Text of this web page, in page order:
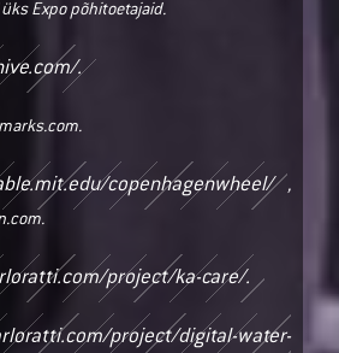
Expo põhitoetajaid.
.
copenhagenwheel/
,
project/ka-care/.
project/digital-water-